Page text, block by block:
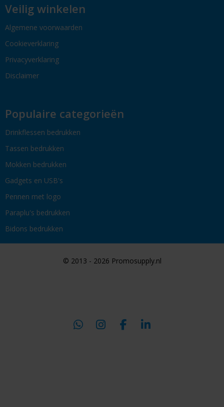
Veilig winkelen
Algemene voorwaarden
Cookieverklaring
Privacyverklaring
Disclaimer
Populaire categorieën
Drinkflessen bedrukken
Tassen bedrukken
Mokken bedrukken
Gadgets en USB's
Pennen met logo
Paraplu's bedrukken
Bidons bedrukken
© 2013 - 2026 Promosupply.nl